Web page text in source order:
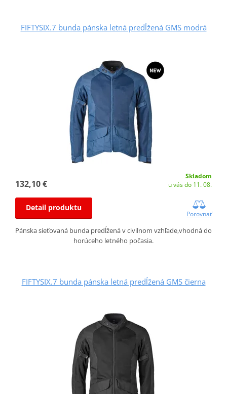
FIFTYSIX.7 bunda pánska letná predĺžená GMS modrá
132,10 €
Skladom
u vás do 11. 08.
Detail produktu
Porovnať
Pánska sieťovaná bunda predĺžená v civilnom vzhľade,vhodná do
horúceho letného počasia.
FIFTYSIX.7 bunda pánska letná predĺžená GMS čierna